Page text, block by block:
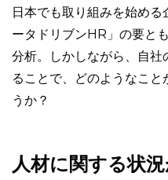
日本でも取り組みを始め
ータドリブンHR」の要と
分析。しかしながら、自
ることで、どのようなこと
うか？
人材に関する状